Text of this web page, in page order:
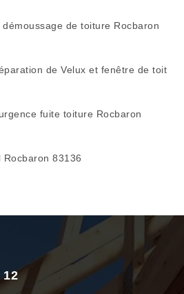
de toiture Rocbaron
de Velux et fenêtre de toit
fuite toiture Rocbaron
83136
12